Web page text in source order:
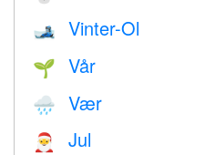
🎿 Vinter-Ol
🌱 Vår
🌧 Vær
🎅 Jul